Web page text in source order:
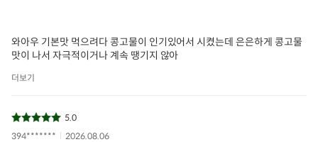
와아우 기본맛 먹으려다 콩고물이 인기있어서 시켰는데 은은하게 콩고물
맛이 나서 자극적이거나 계속 땡기지 않아
더보기
5.0
394*******
2026.08.06